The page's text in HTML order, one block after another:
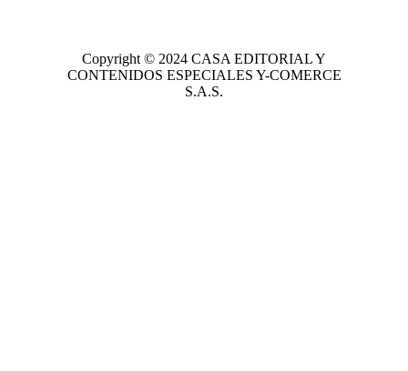
Copyright © 2024 CASA EDITORIALY
CONTENIDOS ESPECIALES Y-COMERCE
S.A.S.